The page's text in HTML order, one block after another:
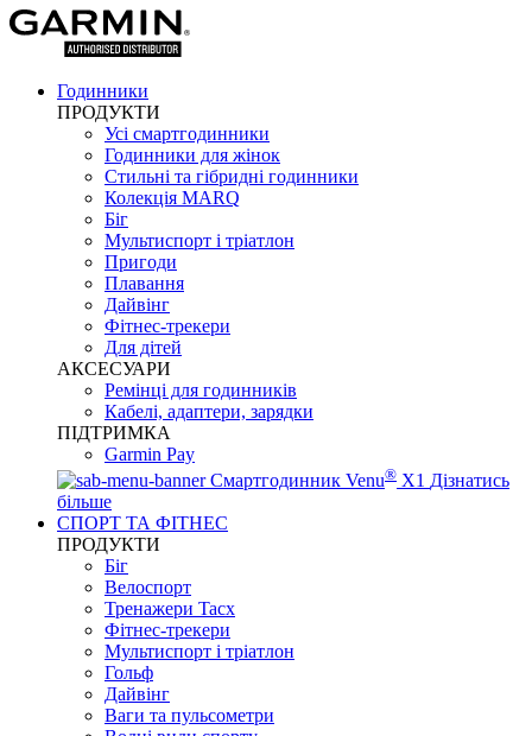
Годинники
ПРОДУКТИ
Усі смартгодинники
Годинники для жінок
Стильні та гібридні годинники
Колекція MARQ
Біг
Мультиспорт і тріатлон
Пригоди
Плавання
Дайвінг
Фітнес-трекери
Для дітей
АКСЕСУАРИ
Ремінці для годинників
Кабелі, адаптери, зарядки
ПІДТРИМКА
Garmin Pay
Смартгодинник Venu® X1 Дізнатись
більше
СПОРТ ТА ФІТНЕС
ПРОДУКТИ
Біг
Велоспорт
Тренажери Tacx
Фітнес-трекери
Мультиспорт і тріатлон
Гольф
Дайвінг
Ваги та пульсометри